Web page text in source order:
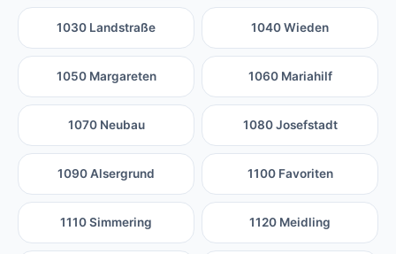
1030 Landstraße 1040 Wieden
1050 Margareten 1060 Mariahilf
1070 Neubau 1080 Josefstadt
1090 Alsergrund 1100 Favoriten
1110 Simmering 1120 Meidling